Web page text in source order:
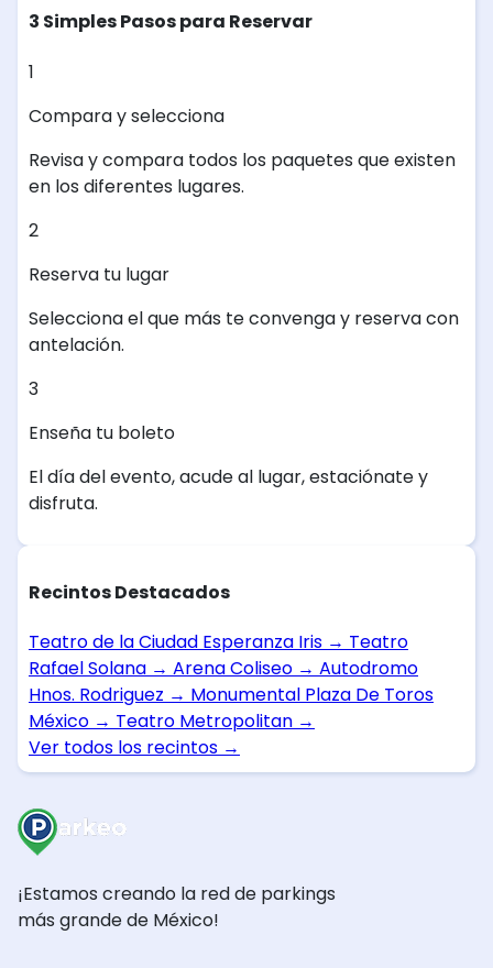
3 Simples Pasos para Reservar
1
Compara y selecciona
Revisa y compara todos los paquetes que existen
en los diferentes lugares.
2
Reserva tu lugar
Selecciona el que más te convenga y reserva con
antelación.
3
Enseña tu boleto
El día del evento, acude al lugar, estaciónate y
disfruta.
Recintos Destacados
Teatro de la Ciudad Esperanza Iris → Teatro
Rafael Solana → Arena Coliseo → Autodromo
Hnos. Rodriguez → Monumental Plaza De Toros
México → Teatro Metropolitan →
Ver todos los recintos →
¡Estamos creando la red de parkings
más grande de México!